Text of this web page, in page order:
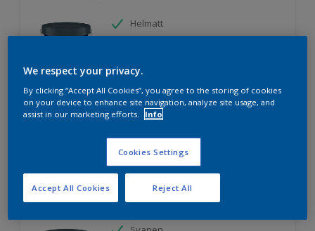
Helmatt
Nordsjö Ambiance Endless Sky takfärg
We respect your privacy.
By clicking “Accept All Cookies”, you agree to the storing of cookies
on your device to enhance site navigation, analyze site usage, and
assist in our marketing efforts.
Info
Cookies Settings
Reject All
Accept All Cookies